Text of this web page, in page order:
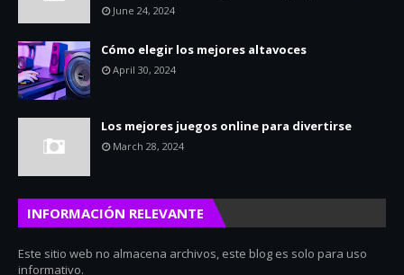
June 24, 2024
Cómo elegir los mejores altavoces
April 30, 2024
Los mejores juegos online para divertirse
March 28, 2024
INFORMACIÓN RELEVANTE
Este sitio web no almacena archivos, este blog es solo para uso
informativo.